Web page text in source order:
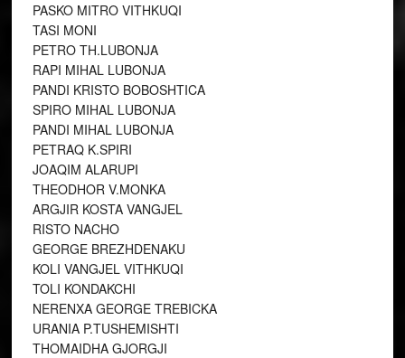
PASKO MITRO VITHKUQI
TASI MONI
PETRO TH.LUBONJA
RAPI MIHAL LUBONJA
PANDI KRISTO BOBOSHTICA
SPIRO MIHAL LUBONJA
PANDI MIHAL LUBONJA
PETRAQ K.SPIRI
JOAQIM ALARUPI
THEODHOR V.MONKA
ARGJIR KOSTA VANGJEL
RISTO NACHO
GEORGE BREZHDENAKU
KOLI VANGJEL VITHKUQI
TOLI KONDAKCHI
NERENXA GEORGE TREBICKA
URANIA P.TUSHEMISHTI
THOMAIDHA GJORGJI